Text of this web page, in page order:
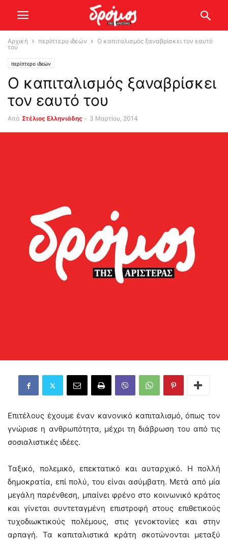
Αρχική περίπτερο ιδεών
Ο καπιταλισμός ξαναβρίσκει τον εαυτό
του
περίπτερο ιδεών
Ο καπιταλισμός ξαναβρίσκει
τον εαυτό του
Από Στέλιος Ελληνιάδης - 3 Μαρτίου, 2014
Επιτέλους έχουμε έναν κανονικό καπιταλισμό, όπως τον
γνώρισε η ανθρωπότητα, μέχρι τη διάβρωση του από τις
σοσιαλιστικές ιδέες.
Ταξικό, πολεμικό, επεκτατικό και αυταρχικό. Η πολλή
δημοκρατία, επί πολύ, του είναι ασύμβατη. Μετά από μία
μεγάλη παρένθεση, μπαίνει φρένο στο κοινωνικό κράτος
και γίνεται συντεταγμένη επιστροφή στους επιθετικούς
τυχοδιωκτικούς πολέμους, στις γενοκτονίες και στην
αρπαγή. Τα καπιταλιστικά κράτη σκοτώνονται μεταξύ